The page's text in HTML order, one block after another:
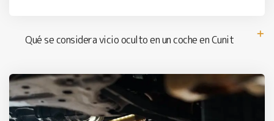
Qué se considera vicio oculto en un coche en Cunit